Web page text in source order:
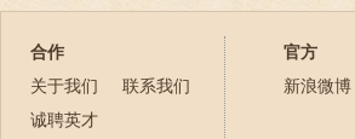
合作
关于我们
联系我们
诚聘英才
官方
新浪微博